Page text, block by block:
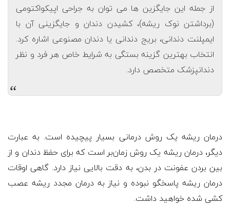
از جمله این جایگزین ها می توان به جراحی اپیکواکتومی
(برداشتن نوک ریشه)، کشیدن دندان و جایگزینی آن با
ایمپلنت دندانی، بریج دندانی یا دندان مصنوعی اشاره کرد.
انتخاب بهترین گزینه بستگی به شرایط خاص هر فرد و نظر
دندانپزشک متخصص دارد.
“
درمان ریشه یک روش درمانی بسیار پیچیده است. به عبارت
دیگر، درمان ریشه یک روش زمان‌بر است که برای حفظ دندان و از
بین بردن عفونت در بدن، به دقت بالایی نیاز دارد. گاهی اوقات
درمان ریشه پاسخگو نبوده و نیاز به درمان مجدد ریشه عصب
کشی شده خواهید داشت.